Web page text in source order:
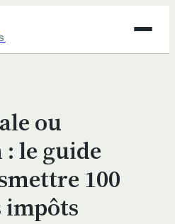
ou
le guide
100
impôts